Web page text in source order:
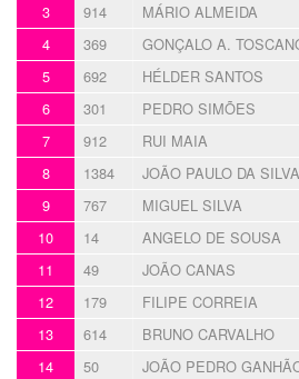
3 914 MÁRIO ALMEIDA
4 369 GONÇALO A.
5 692 HÉLDER SANTOS
6 301 PEDRO SIMÕES
7 912 RUI MAIA
8 1384 JOÃO PAULO DA
9 767 MIGUEL SILVA
10 14 ANGELO DE SOUSA
11 49 JOÃO CANAS
12 179 FILIPE CORREIA
13 614 BRUNO CARVALHO
14 50 JOÃO PEDRO